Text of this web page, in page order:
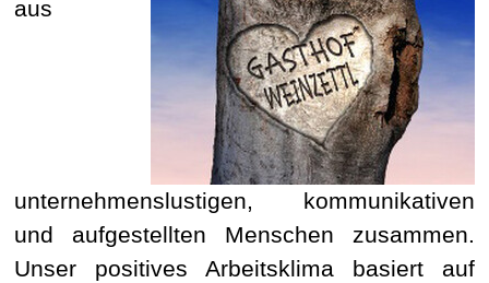
aus
unternehmenslustigen, kommunikativen
und aufgestellten Menschen zusammen.
Unser positives Arbeitsklima basiert auf